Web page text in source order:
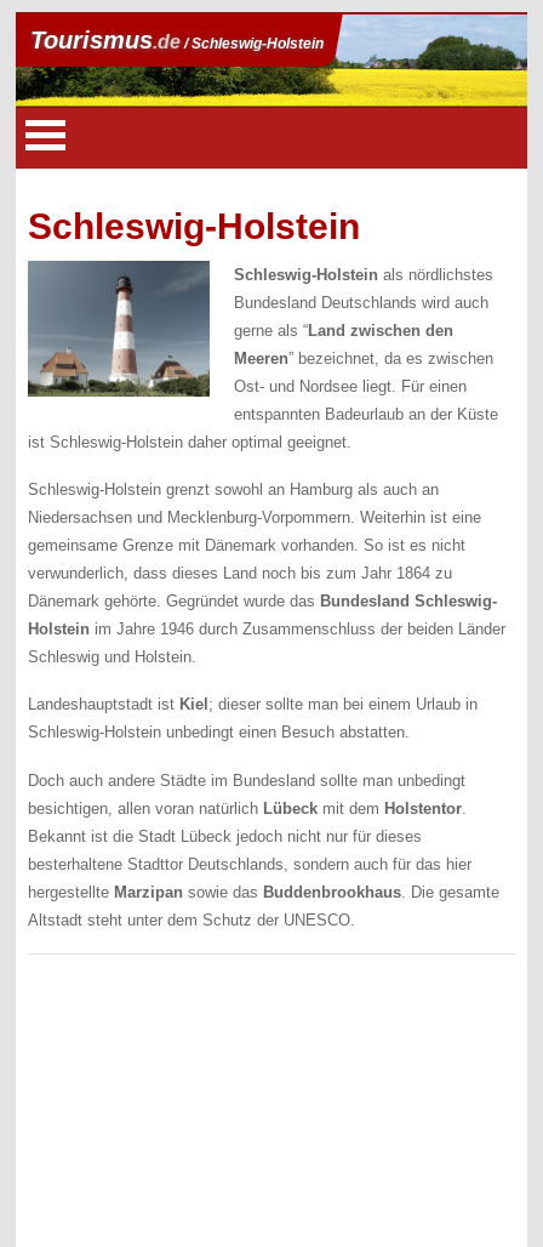
Tourismus.de/ Schleswig-Holstein
Schleswig-Holstein
Schleswig-Holstein als nördlichstes
Bundesland Deutschlands wird auch
gerne als “ Land zwischen den
Meeren” bezeichnet, da es zwischen
Ost- und Nordsee liegt. Für einen
entspannten Badeurlaub an der Küste
ist Schleswig-Holstein daher optimal geeignet.
Schleswig-Holstein grenzt sowohl an Hamburg als auch an
Niedersachsen und Mecklenburg-Vorpommern. Weiterhin ist eine
gemeinsame Grenze mit Dänemark vorhanden. So ist es nicht
verwunderlich, dass dieses Land noch bis zum Jahr 1864 zu
Dänemark gehörte. Gegründet wurde das Bundesland Schleswig-
Holstein im Jahre 1946 durch Zusammenschluss der beiden Länder
Schleswig und Holstein.
Landeshauptstadt ist Kiel ; dieser sollte man bei einem Urlaub in
Schleswig-Holstein unbedingt einen Besuch abstatten.
Doch auch andere Städte im Bundesland sollte man unbedingt
besichtigen, allen voran natürlich Lübeck mit dem Holstentor
Bekannt ist die Stadt Lübeck jedoch nicht nur für dieses
besterhaltene Stadttor Deutschlands, sondern auch für das hier
hergestellte Marzipan sowie das Buddenbrookhaus . Die gesamte
Altstadt steht unter dem Schutz der UNESCO.